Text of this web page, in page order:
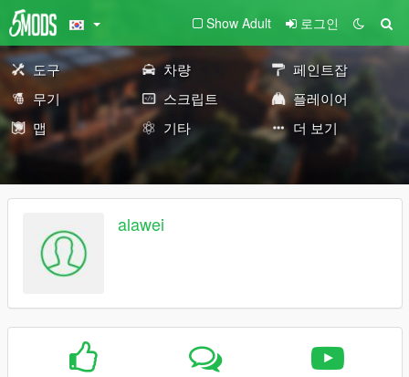
Show Adult 로그인
도구 차량
페인트잡
무기
스크립트
플레이어
맵
기타 더 보기
alawei